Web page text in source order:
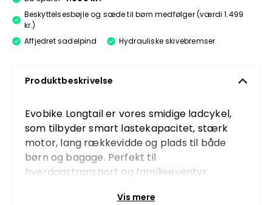
Beskyttelsesbøjle og sæde til børn medfølger (værdi 1.499
kr.)
Affjedret sadelpind
Hydrauliske skivebremser
Produktbeskrivelse
Evobike Longtail er vores smidige ladcykel,
som tilbyder smart lastekapacitet, stærk
motor, lang rækkevidde og plads til både
børn og bagage. Perfekt til
hverdagstransport og familieeventyr.
Vis mere